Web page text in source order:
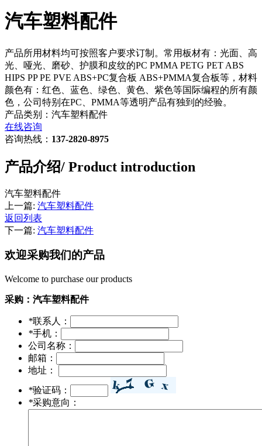
汽车塑料配件
产品所用材料均可按照客户要求订制。常用板材有：光面、高
光、哑光、磨砂、护膜和皮纹的PC PMMA PETG PET ABS
HIPS PP PE PVE ABS+PC复合板 ABS+PMMA复合板等，材料
颜色有：红色、蓝色、绿色、黄色、紫色等国际编程的所有颜
色，公司特别在PC、PMMA等透明产品有独到的经验。
产品类别：汽车塑料配件
在线咨询
咨询热线： 137-2820-8975
产品介绍/ Product introduction
汽车塑料配件
上一篇: 汽车塑料配件
返回列表
下一篇: 汽车塑料配件
欢迎采购我们的产品
Welcome to purchase our products
采购： 汽车塑料配件
*联系人：
*手机：
公司名称：
邮箱：
地址：
*验证码：
*采购意向：